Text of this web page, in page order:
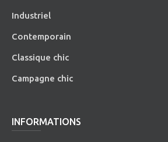
Industriel
Contemporain
Classique chic
Campagne chic
INFORMATIONS